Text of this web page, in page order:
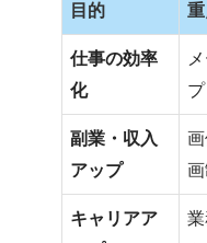
目的
仕事の効率
化
副業・収入
アップ
キャリアア